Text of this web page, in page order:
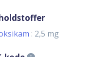
: 2,5 mg